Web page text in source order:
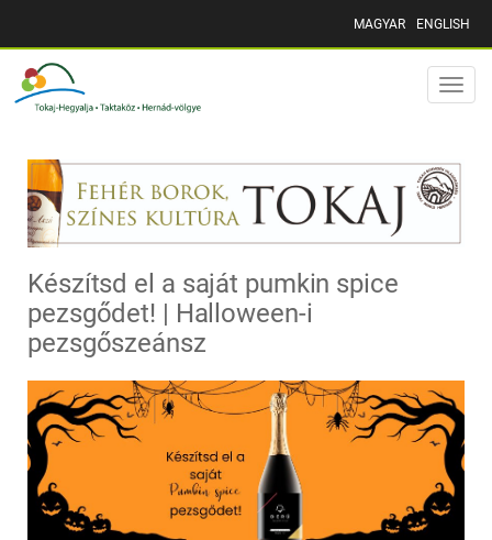
MAGYAR ENGLISH
Toggle
Készítsd el a saját pumkin spice
pezsgődet! | Halloween-i
pezsgőszeánsz